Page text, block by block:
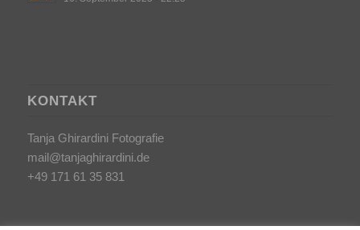
KONTAKT
Tanja Ghirardini Fotografie
mail@tanjaghirardini.de
+49 171 61 35 831